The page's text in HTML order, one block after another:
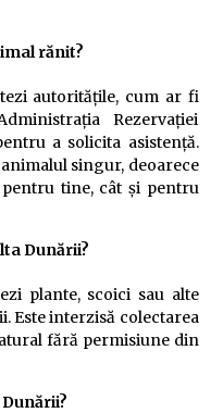
rănit?
autoritățile, cum ar fi
Rezervației
a solicita asistență.
singur, deoarece
tine, cât și pentru
Dunării?
plante, scoici sau alte
Este interzisă colectarea
fără permisiune din